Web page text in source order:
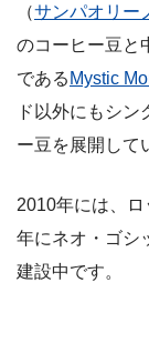
（サンパオリー
のコーヒー豆と
である Mystic
ド以外にもシン
ー豆を展開して
2010年には、
年にネオ・ゴシ
建設中です。